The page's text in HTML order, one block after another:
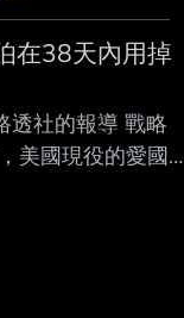
在38天內用掉
透社的報導 戰略
美國現役的愛國